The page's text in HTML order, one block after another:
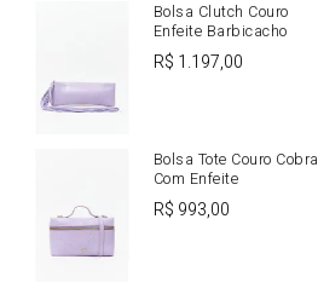
Bolsa Clutch Couro
Enfeite Barbicacho
R$ 1.197,00
Bolsa Tote Couro Cobra
Com Enfeite
R$ 993,00